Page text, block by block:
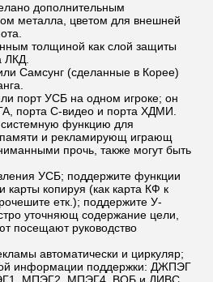
дополнительным
металла, цветом для внешней
толщиной как слой защиты
ЛКД.
Самсунг (сделанные в Корее)
порт УСБ на одном игроке; он
порта С-видео и порта ХДМИ.
функцию для
и рекламирующ играющ
прочь, также могут быть
УСБ; поддержите функции
копируя (как карта КФ к
етк.); поддержите У-
уточняющ содержание цели,
посещают руководство
автоматически и циркуляр;
информации поддержки: ДЖПЭГ